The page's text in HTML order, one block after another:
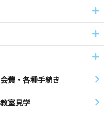
会費・各種手続き
教室見学